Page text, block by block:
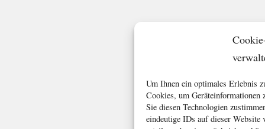
Um Ihnen ein optimales Erlebnis
Cookies, um Geräteinformationen
Sie diesen Technologien
eindeutige IDs auf dieser